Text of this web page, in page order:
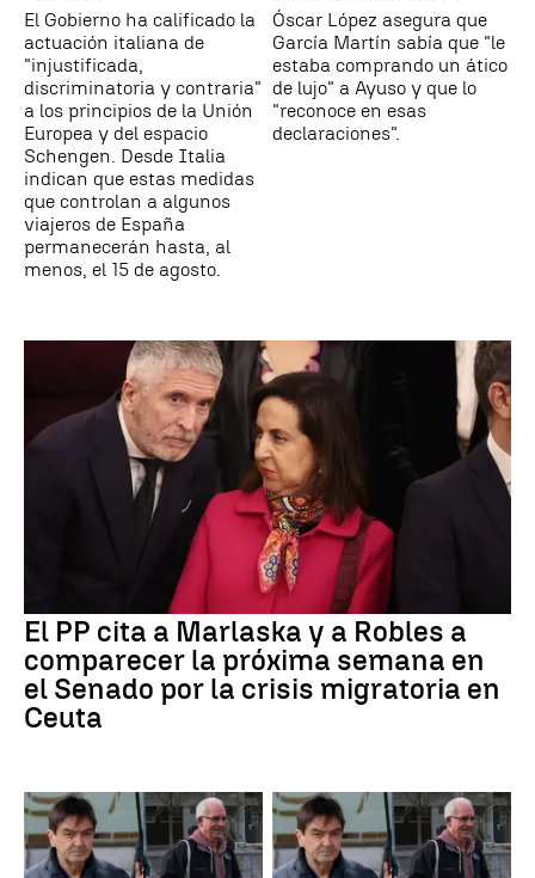
El Gobierno ha calificado la
actuación italiana de
"injustificada,
discriminatoria y contraria"
a los principios de la Unión
Europea y del espacio
Schengen. Desde Italia
indican que estas medidas
que controlan a algunos
viajeros de España
permanecerán hasta, al
menos, el 15 de agosto.
Óscar López asegura que
García Martín sabía que "le
estaba comprando un ático
de lujo" a Ayuso y que lo
"reconoce en esas
declaraciones".
El PP cita a Marlaska y a Robles a
comparecer la próxima semana en
el Senado por la crisis migratoria en
Ceuta